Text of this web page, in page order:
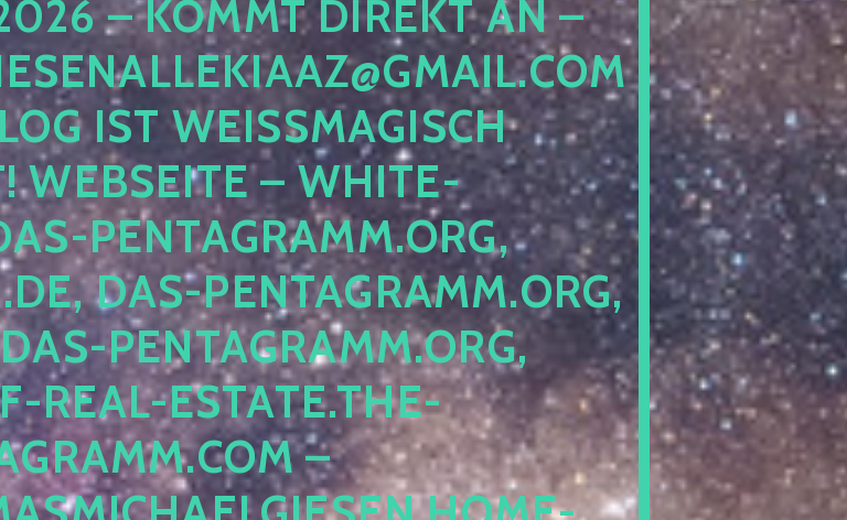
– KOMMT DIREKT AN –
IST WEISSMAGISCH G
– WHITE-P
PENTAGRAMM.ORG, S
DAS-PENTAGRAMM.ORG, P
PENTAGRAMM.ORG, L
ESTATE.THE-P
– E